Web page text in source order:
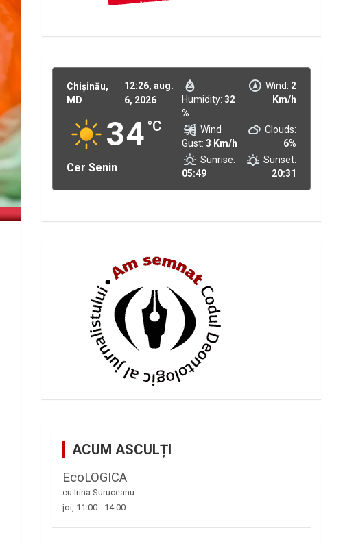
Chișinău,
MD
12:26, aug.
6, 2026
34 °C
Cer Senin
Humidity: 32
%
Wind: 2
Km/h
Wind
Gust: 3 Km/h
Clouds:
6%
Sunrise:
05:49
Sunset:
20:31
ACUM ASCULȚI
EcoLOGICA
cu Irina Suruceanu
joi, 11:00 - 14:00